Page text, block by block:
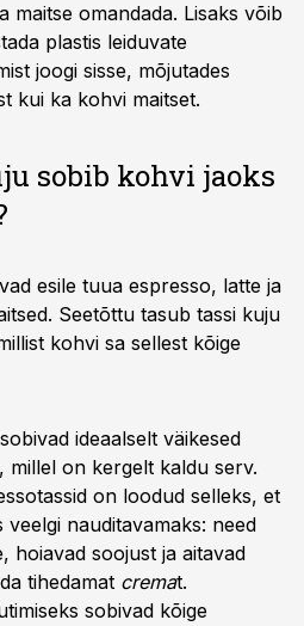
maitse omandada. Lisaks võib
plastis leiduvate
joogi sisse, mõjutades
kui ka kohvi maitset.
sobib kohvi jaoks
esile tuua espresso, latte ja
Seetõttu tasub tassi kuju
kohvi sa sellest kõige
ideaalselt väikesed
millel on kergelt kaldu serv.
on loodud selleks, et
nauditavamaks: need
hoiavad soojust ja aitavad
tihedamat cremat.
sobivad kõige